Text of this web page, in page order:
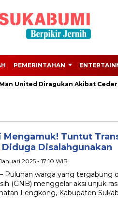
PEMERINTAHAN
United Diragukan Akibat Cedera
Mengamuk! Tuntut
Diduga Disalahgunakan
2025 - 17:10 WIB
Puluhan warga yang tergabung
(GNB) menggelar aksi unjuk
Lengkong, Kabupaten